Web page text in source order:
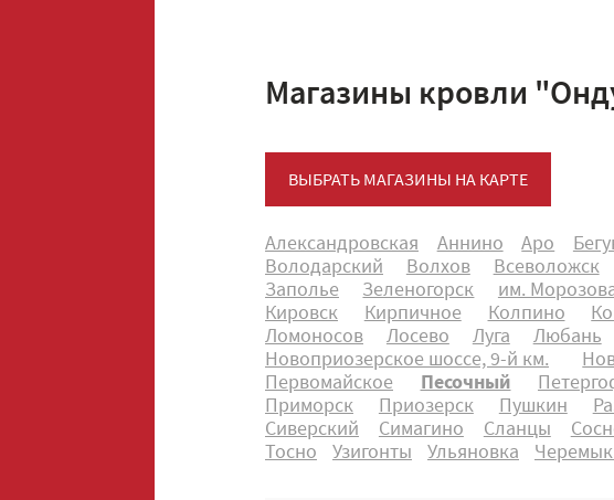
Магазины кровли
ВЫБРАТЬ МАГАЗИНЫ НА КАРТЕ
Александровская Аннино Аро
Володарский
Волхов Всеволожск
Заполье
Зеленогорск им.
Кировск
Кирпичное Колпино
Ломоносов
Лосево Луга Любань
Новоприозерское шоссе, 9-й км.
Первомайское
Песочный
Приморск
Приозерск Пушкин
Сиверский
Симагино Сланцы
Тосно
Узигонты Ульяновка